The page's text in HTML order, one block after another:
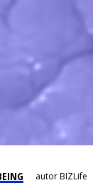
autorBIZLife